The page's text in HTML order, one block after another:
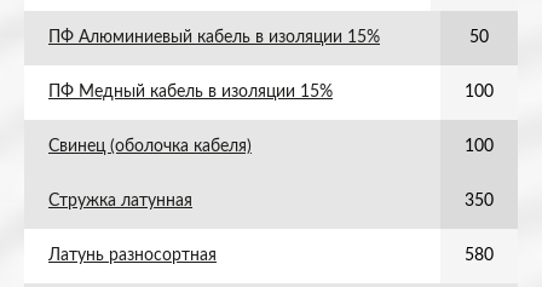
ПФ Алюминиевый кабель в изоляции 15% 50
ПФ Медный кабель в изоляции 15% 100
Свинец (оболочка кабеля) 100
Стружка латунная 350
Латунь разносортная 580